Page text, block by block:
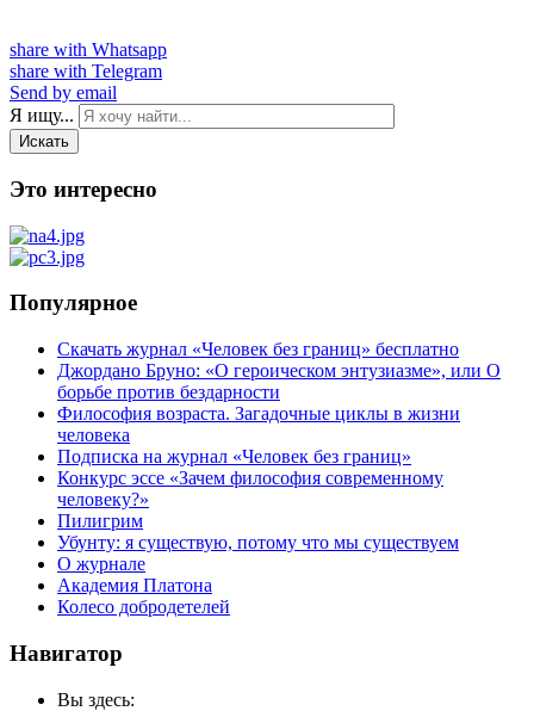
share with Whatsapp
share with Telegram
Send by email
Я ищу...
Искать
Это интересно
Популярное
Скачать журнал «Человек без границ» бесплатно
Джордано Бруно: «О героическом энтузиазме», или О
борьбе против бездарности
Философия возраста. Загадочные циклы в жизни
человека
Подписка на журнал «Человек без границ»
Конкурс эссе «Зачем философия современному
человеку?»
Пилигрим
Убунту: я существую, потому что мы существуем
О журнале
Академия Платона
Колесо добродетелей
Навигатор
Вы здесь: